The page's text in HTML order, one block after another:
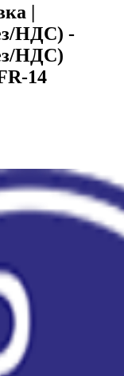
|
НДС) -
НДС)
14